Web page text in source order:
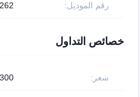
رقم الموديل:
خصائص التداول
سعر: $450